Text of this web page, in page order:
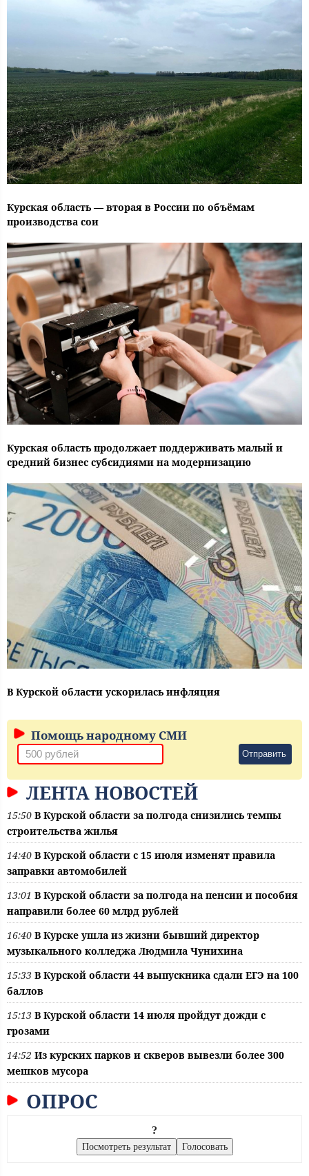
Курская область — вторая в России по объёмам
производства сои
Курская область продолжает поддерживать малый и
средний бизнес субсидиями на модернизацию
В Курской области ускорилась инфляция
Помощь народному СМИ
Отправить
ЛЕНТА НОВОСТЕЙ
15:50 В Курской области за полгода снизились темпы
строительства жилья
14:40 В Курской области с 15 июля изменят правила
заправки автомобилей
13:01 В Курской области за полгода на пенсии и пособия
направили более 60 млрд рублей
16:40 В Курске ушла из жизни бывший директор
музыкального колледжа Людмила Чунихина
15:33 В Курской области 44 выпускника сдали ЕГЭ на 100
баллов
15:13 В Курской области 14 июля пройдут дожди с
грозами
14:52 Из курских парков и скверов вывезли более 300
мешков мусора
ОПРОС
?